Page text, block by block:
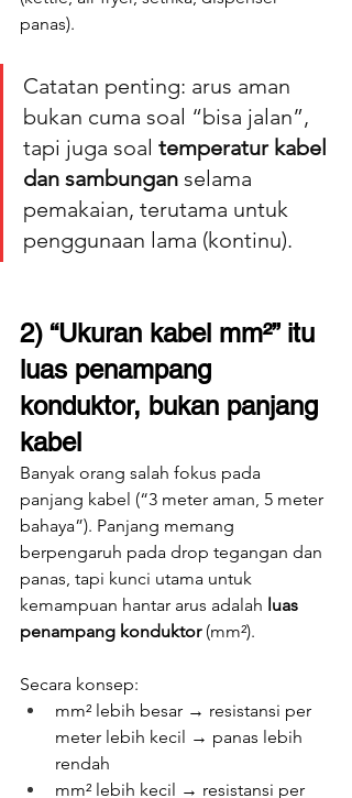
panas).
Catatan penting: arus aman
bukan cuma soal “bisa jalan”,
tapi juga soal temperatur kabel
dan sambungan selama
pemakaian, terutama untuk
penggunaan lama (kontinu).
2) “Ukuran kabel mm²” itu
luas penampang
konduktor, bukan panjang
kabel
Banyak orang salah fokus pada
panjang kabel (“3 meter aman, 5 meter
bahaya”). Panjang memang
berpengaruh pada drop tegangan dan
panas, tapi kunci utama untuk
kemampuan hantar arus adalah luas
penampang konduktor (mm²).
Secara konsep:
mm² lebih besar → resistansi per
meter lebih kecil → panas lebih
rendah
mm² lebih kecil → resistansi per